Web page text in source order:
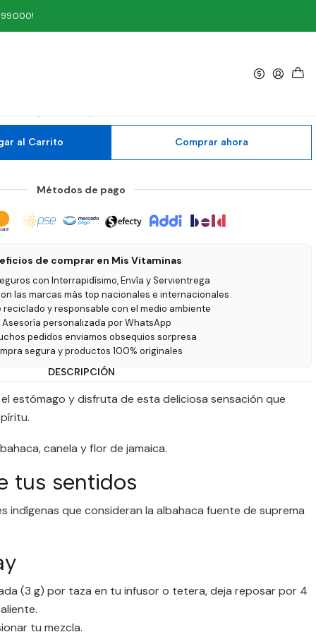
Amor 60 gr Munay
al Carrito Comprar ahora
Métodos de pago
de comprar en Mis Vitaminas
con Interrapidísimo, Envía y Servientrega
las marcas más top nacionales e internacionales
reciclado y responsable con el medio ambiente
Asesoría personalizada por WhatsApp
pedidos enviamos obsequios sorpresa
segura y productos 100% originales
DESCRIPCIÓN
estómago y disfruta de esta deliciosa sensación que
canela y flor de jamaica.
tus sentidos
indígenas que consideran la albahaca fuente de suprema
(3 g) por taza en tu infusor o tetera, deja reposar por 4
tu mezcla.